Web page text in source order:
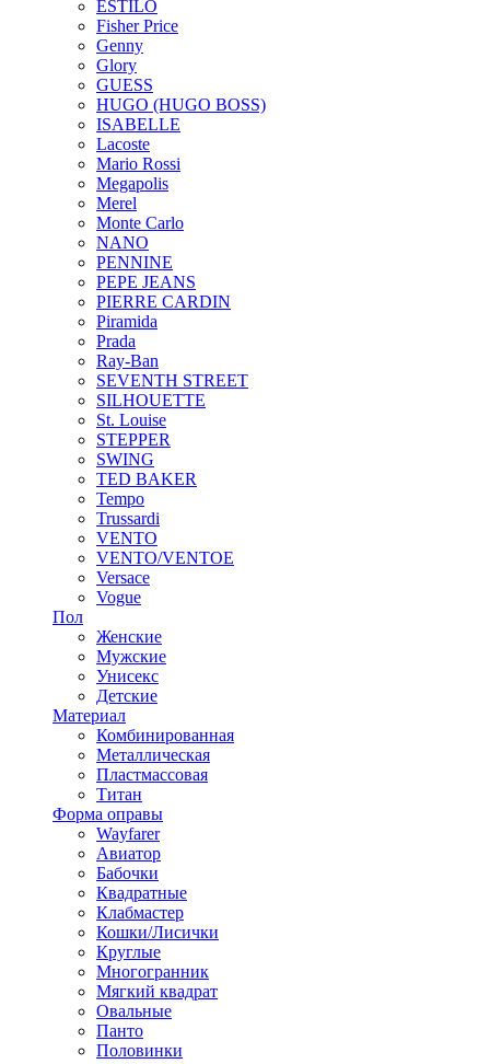
ESTILO
Fisher Price
Genny
Glory
GUESS
HUGO (HUGO BOSS)
ISABELLE
Lacoste
Mario Rossi
Megapolis
Merel
Monte Carlo
NANO
PENNINE
PEPE JEANS
PIERRE CARDIN
Piramida
Prada
Ray-Ban
SEVENTH STREET
SILHOUETTE
St. Louise
STEPPER
SWING
TED BAKER
Tempo
Trussardi
VENTO
VENTO/VENTOE
Versace
Vogue
Пол
Женские
Мужские
Унисекс
Детские
Материал
Комбинированная
Металлическая
Пластмассовая
Титан
Форма оправы
Wayfarer
Авиатор
Бабочки
Квадратные
Клабмастер
Кошки/Лисички
Круглые
Многогранник
Мягкий квадрат
Овальные
Панто
Половинки